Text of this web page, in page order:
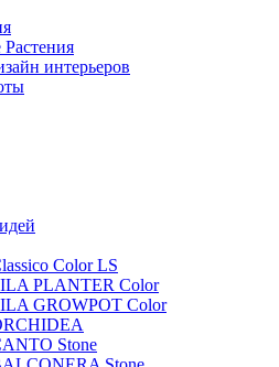
интерьеров
Color LS
PLANTER Color
GROWPOT Color
Stone